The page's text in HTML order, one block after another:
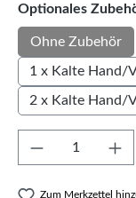
Optionales
Ohne Zubehör
1 x Kalte Hand/
2 x Kalte Hand/
Produkt
Zum Merkzettel